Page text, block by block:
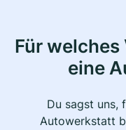
Für
eine
Du sagst uns,
Autowerkstatt